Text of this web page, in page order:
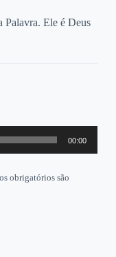
Palavra. Ele é Deus
00:00
obrigatórios são